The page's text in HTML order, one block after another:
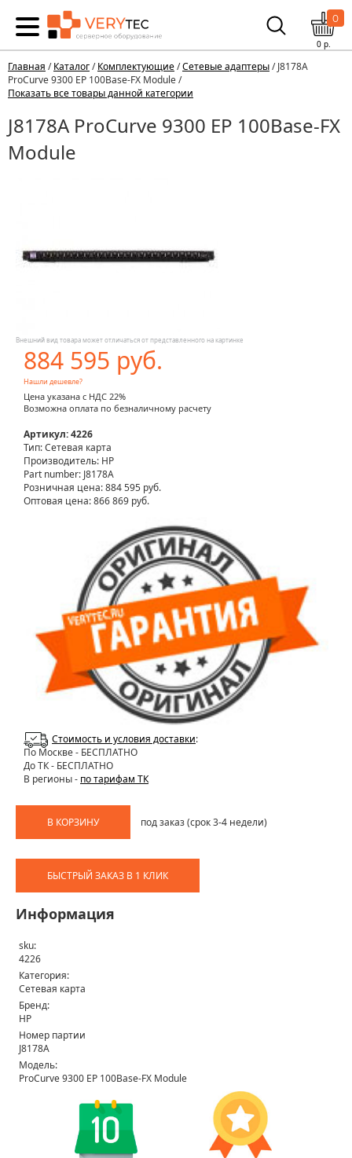
0
0р.
Главная /Каталог/Комплектующие/Сетевые адаптеры/ J8178A
ProCurve 9300 EP 100Base-FX Module /
Показать все товары данной категории
J8178A ProCurve 9300 EP 100Base-FX
Module
Внешний вид товара может отличаться от представленного на картинке
884 595 руб.
Нашли дешевле?
Цена указана с НДС 22%
Возможна оплата по безналичному расчету
Артикул: 4226
Тип: Сетевая карта
Производитель: HP
Part number: J8178A
Розничная цена:884 595 руб.
Оптовая цена: 866 869 руб.
Стоимость и условия доставки:
По Москве- БЕСПЛАТНО
До ТК - БЕСПЛАТНО
В регионы - по тарифам ТК
В КОРЗИНУ под заказ (срок 3-4 недели)
БЫСТРЫЙ ЗАКАЗ В 1 КЛИК
Информация
sku:
4226
Категория:
Сетевая карта
Бренд:
HP
Номер партии
J8178A
Модель:
ProCurve 9300 EP 100Base-FX Module